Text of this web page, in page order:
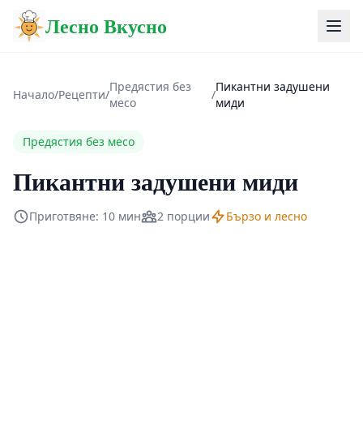
Лесно Вкусно
Начало/Рецепти/
Предястия без
месо
/
Пикантни задушени
миди
Предястия без месо
Пикантни задушени миди
Приготвяне: 10 мин 2 порции Бързо и лесно